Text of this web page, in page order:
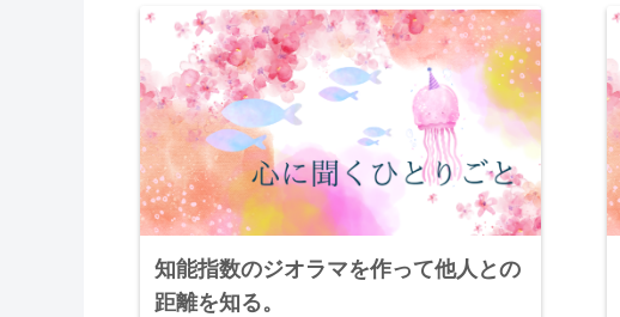
知能指数のジオラマを作って他人との
距離を知る。